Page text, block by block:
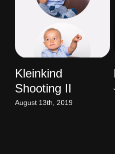
Kleinkind
Shooting
Juni 11th, 2019